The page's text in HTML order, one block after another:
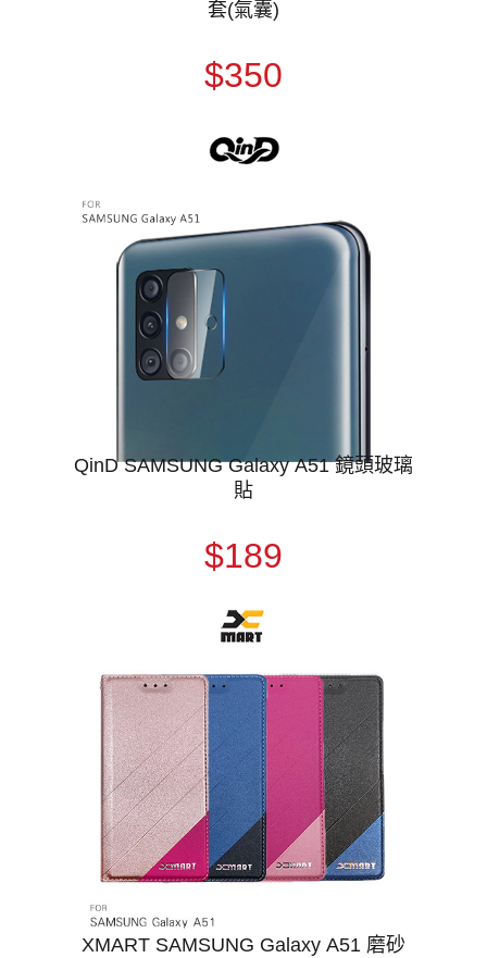
套(氣囊)
$350
QinD SAMSUNG Galaxy A51 鏡頭玻璃
貼
$189
XMART SAMSUNG Galaxy A51 磨砂